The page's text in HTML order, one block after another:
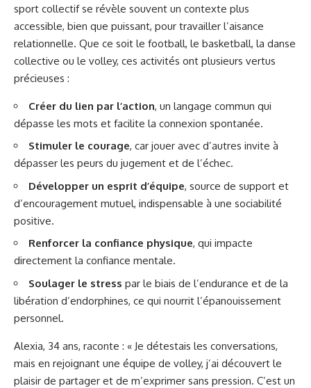
sport collectif se révèle souvent un contexte plus
accessible, bien que puissant, pour travailler l’aisance
relationnelle. Que ce soit le football, le basketball, la danse
collective ou le volley, ces activités ont plusieurs vertus
précieuses :
Créer du lien par l’action, un langage commun qui
dépasse les mots et facilite la connexion spontanée.
Stimuler le courage, car jouer avec d’autres invite à
dépasser les peurs du jugement et de l’échec.
Développer un esprit d’équipe, source de support et
d’encouragement mutuel, indispensable à une sociabilité
positive.
Renforcer la confiance physique, qui impacte
directement la confiance mentale.
Soulager le stress par le biais de l’endurance et de la
libération d’endorphines, ce qui nourrit l’épanouissement
personnel.
Alexia, 34 ans, raconte : « Je détestais les conversations,
mais en rejoignant une équipe de volley, j’ai découvert le
plaisir de partager et de m’exprimer sans pression. C’est un